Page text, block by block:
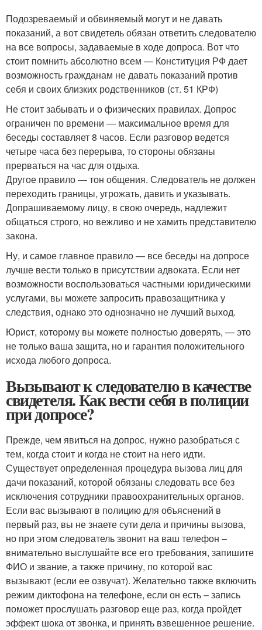
Подозреваемый и обвиняемый могут и не давать
показаний, а вот свидетель обязан ответить следователю
на все вопросы, задаваемые в ходе допроса. Вот что
стоит помнить абсолютно всем — Конституция РФ дает
возможность гражданам не давать показаний против
себя и своих близких родственников (ст. 51 КРФ)
Не стоит забывать и о физических правилах. Допрос
ограничен по времени — максимальное время для
беседы составляет 8 часов. Если разговор ведется
четыре часа без перерыва, то стороны обязаны
прерваться на час для отдыха.
Другое правило — тон общения. Следователь не должен
переходить границы, угрожать, давить и указывать.
Допрашиваемому лицу, в свою очередь, надлежит
общаться строго, но вежливо и не хамить представителю
закона.
Ну, и самое главное правило — все беседы на допросе
лучше вести только в присутствии адвоката. Если нет
возможности воспользоваться частными юридическими
услугами, вы можете запросить правозащитника у
следствия, однако это однозначно не лучший выход.
Юрист, которому вы можете полностью доверять, — это
не только ваша защита, но и гарантия положительного
исхода любого допроса.
Вызывают к следователю в качестве
свидетеля. Как вести себя в полиции
при допросе?
Прежде, чем явиться на допрос, нужно разобраться с
тем, когда стоит и когда не стоит на него идти.
Существует определенная процедура вызова лиц для
дачи показаний, которой обязаны следовать все без
исключения сотрудники правоохранительных органов.
Если вас вызывают в полицию для объяснений в
первый раз, вы не знаете сути дела и причины вызова,
но при этом следователь звонит на ваш телефон –
внимательно выслушайте все его требования, запишите
ФИО и звание, а также причину, по которой вас
вызывают (если ее озвучат). Желательно также включить
режим диктофона на телефоне, если он есть – запись
поможет прослушать разговор еще раз, когда пройдет
эффект шока от звонка, и принять взвешенное решение.